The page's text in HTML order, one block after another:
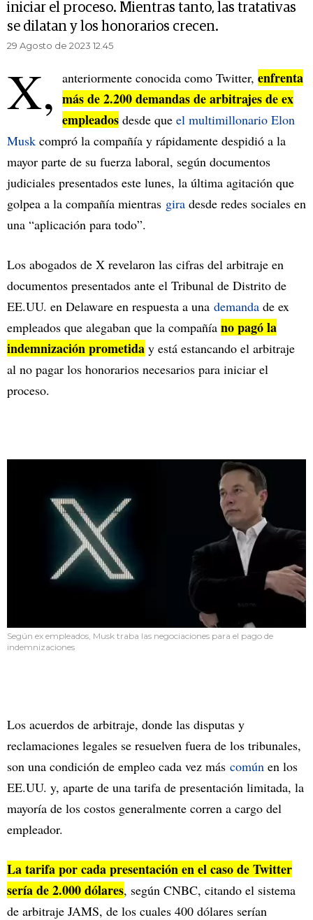
iniciar el proceso. Mientras tanto, las tratativas
se dilatan y los honorarios crecen.
29 Agosto de 2023 12.45
X, anteriormente conocida como Twitter, enfrenta
más de 2.200 demandas de arbitrajes de ex
empleados desde que el multimillonario Elon
Musk compró la compañía y rápidamente despidió a la
mayor parte de su fuerza laboral, según documentos
judiciales presentados este lunes, la última agitación que
golpea a la compañía mientras gira desde redes sociales en
una “aplicación para todo”.
Los abogados de X revelaron las cifras del arbitraje en
documentos presentados ante el Tribunal de Distrito de
EE.UU. en Delaware en respuesta a una demanda de ex
empleados que alegaban que la compañía no pagó la
indemnización prometida y está estancando el arbitraje
al no pagar los honorarios necesarios para iniciar el
proceso.
Según ex empleados, Musk traba las negociaciones para el pago de
indemnizaciones
Los acuerdos de arbitraje, donde las disputas y
reclamaciones legales se resuelven fuera de los tribunales,
son una condición de empleo cada vez más común en los
EE.UU. y, aparte de una tarifa de presentación limitada, la
mayoría de los costos generalmente corren a cargo del
empleador.
La tarifa por cada presentación en el caso de Twitter
sería de 2.000 dólares, según CNBC, citando el sistema
de arbitraje JAMS, de los cuales 400 dólares serían